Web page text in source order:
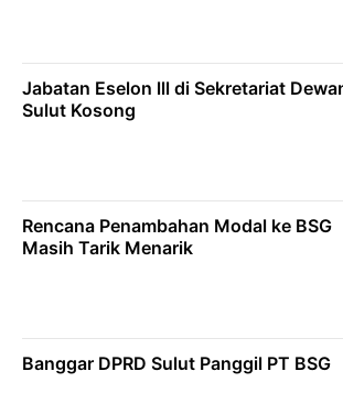
Jabatan Eselon lll di Sekretariat
Sulut Kosong
Rencana Penambahan Modal ke BSG
Masih Tarik Menarik
Banggar DPRD Sulut Panggil PT BSG